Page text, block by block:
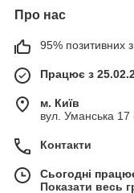
Про нас
95% позитивних з
Працює з
м. Київ
вул. Уманська 17
Контакти
Сьогодні
Показати весь